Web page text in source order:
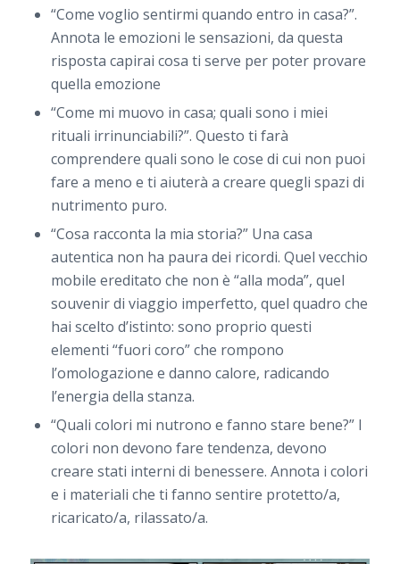
“Come voglio sentirmi quando entro in casa?”.
Annota le emozioni le sensazioni, da questa
risposta capirai cosa ti serve per poter provare
quella emozione
“Come mi muovo in casa; quali sono i miei
rituali irrinunciabili?”. Questo ti farà
comprendere quali sono le cose di cui non puoi
fare a meno e ti aiuterà a creare quegli spazi di
nutrimento puro.
“Cosa racconta la mia storia?” Una casa
autentica non ha paura dei ricordi. Quel vecchio
mobile ereditato che non è “alla moda”, quel
souvenir di viaggio imperfetto, quel quadro che
hai scelto d’istinto: sono proprio questi
elementi “fuori coro” che rompono
l’omologazione e danno calore, radicando
l’energia della stanza.
“Quali colori mi nutrono e fanno stare bene?” I
colori non devono fare tendenza, devono
creare stati interni di benessere. Annota i colori
e i materiali che ti fanno sentire protetto/a,
ricaricato/a, rilassato/a.